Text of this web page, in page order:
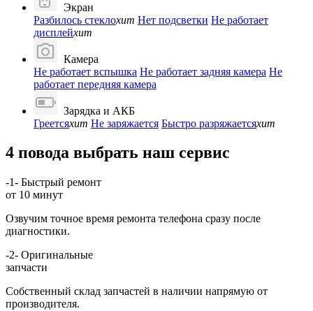
Экран
Разбилось стеклохит Нет подсветки Не работает
дисплейхит
Камера
Не работает вспышка Не работает задняя камера Не
работает передняя камера
Зарядка и АКБ
Греетсяхит Не заряжается Быстро разряжаетсяхит
4 повода выбрать наш сервис
-1- Быстрый ремонт
от 10 минут
Озвучим точное время ремонта телефона сразу после
диагностики.
-2- Оригинальные
запчасти
Собственный склад запчастей в наличии напрямую от
производителя.